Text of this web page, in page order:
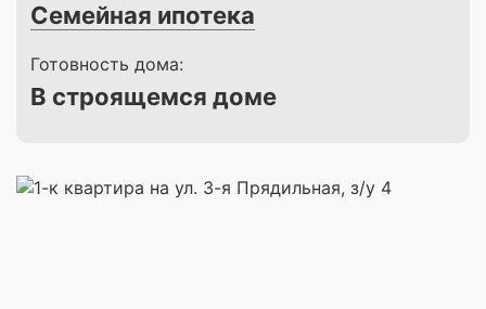
Семейная ипотека
Готовность дома:
В строящемся доме